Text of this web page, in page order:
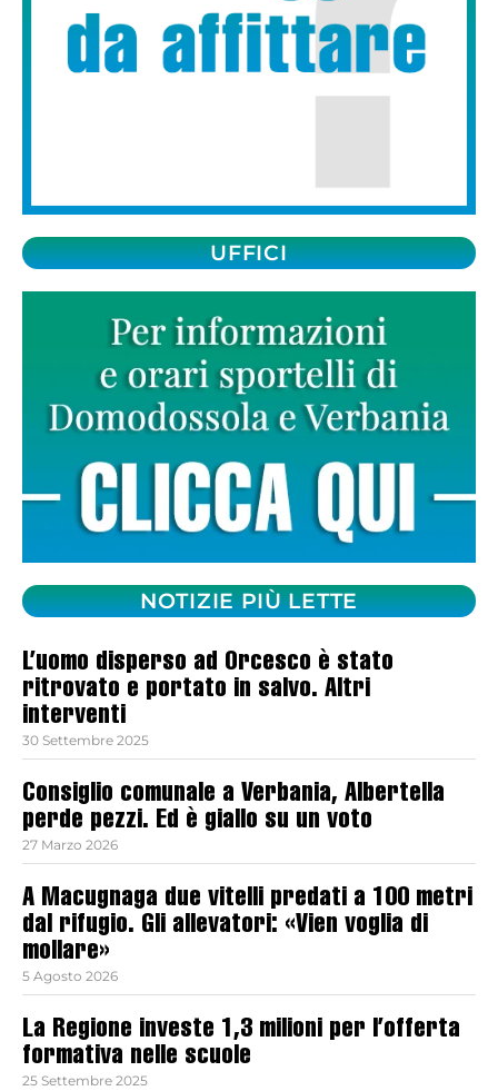
UFFICI
NOTIZIE PIÙ LETTE
L’uomo disperso ad Orcesco è stato
ritrovato e portato in salvo. Altri
interventi
30 Settembre 2025
Consiglio comunale a Verbania, Albertella
perde pezzi. Ed è giallo su un voto
27 Marzo 2026
A Macugnaga due vitelli predati a 100 metri
dal rifugio. Gli allevatori: «Vien voglia di
mollare»
5 Agosto 2026
La Regione investe 1,3 milioni per l’offerta
formativa nelle scuole
25 Settembre 2025